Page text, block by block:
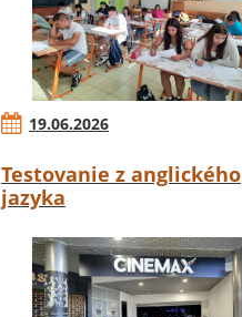
19.06.2026
Testovanie z anglického
jazyka